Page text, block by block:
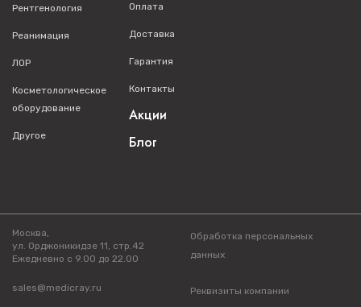
Рентгенология
Реанимация
ЛОР
Косметологическое
оборудование
Другое
Оплата
Доставка
Гарантия
Контакты
Акции
Блог
Москва,
ул. Орджоникидзе 11, стр.42
Ежедневно с 9.00 до 22.00
sales@medicray.ru
Обработка персональных
данных
Реквизиты компании